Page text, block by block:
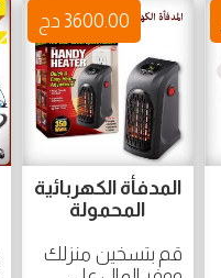
المدفأة الكهربائية
المحمولة
قم بتسخين منزلك
3600.00 دج